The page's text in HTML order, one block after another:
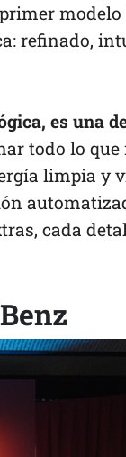
refinado,
es una
todo lo que
limpia y
cada